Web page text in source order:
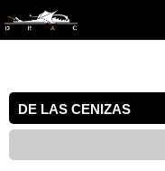
DE LAS CENIZAS